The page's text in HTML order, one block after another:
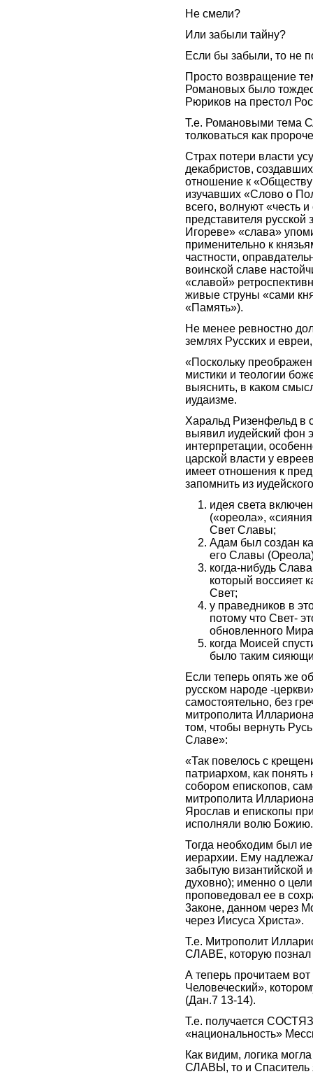
Не смели?
Или забыли тайну?
Если бы забыли, то не
Просто возвращение
Романовых было
Рюриков на престол
Т.е. Романовыми тема
толковаться как
Страх потери власти
декабристов,
отношение к
изучавших «Слово о
всего, волнуют «честь
представителя
Игореве» «слава»
применительно к
частности,
воинской славе
«славой»
живые струны «сами
«Память»).
Не менее ревностно
землях Русских и
«Поскольку
мистики и теологии
выяснить, в каком
иудаизме.
Харальд Ризенфельд в
выявил иудейский фон
интерпретации,
царской власти у
имеет отношения к
запомнить из
идея света
(«ореола»,
Свет Славы;
Адам был создан
его Славы
когда-нибудь
который воссияет
Свет;
у праведников в
потому что Свет-
обновленного
когда Моисей
было таким
Если теперь опять же
русском народе -
самостоятельно, без
митрополита
том, чтобы вернуть
Славе»:
«Так повелось с
патриархом, как
собором епископов,
митрополита
Ярослав и епископы
исполняли волю Божию.
Тогда необходим был
иерархии. Ему
забытую византийской
духовно); именно о
проповедовал ее в
3аконе, данном через
через Иисуса Христа».
Т.е. Митрополит
СЛАВЕ, которую
А теперь прочитаем
Человеческий»,
(Дан.7 13-14).
Т.е. получается
«национальность»
Как видим, логика
СЛАВЫ, то и